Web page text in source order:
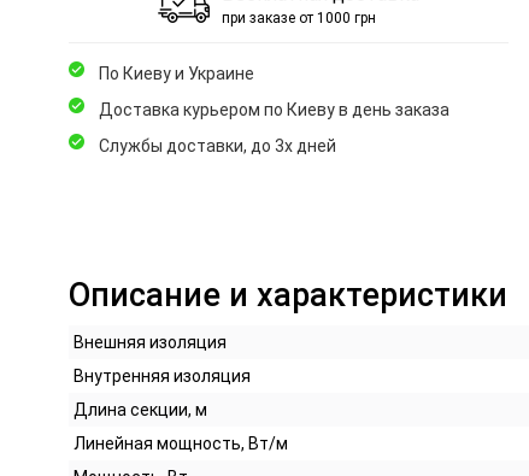
при заказе от 1000 грн
По Киеву и Украине
Доставка курьером по Киеву в день заказа
Службы доставки, до 3х дней
Описание и характеристики
Внешняя изоляция
Внутренняя изоляция
Длина секции, м
Линейная мощность, Вт/м